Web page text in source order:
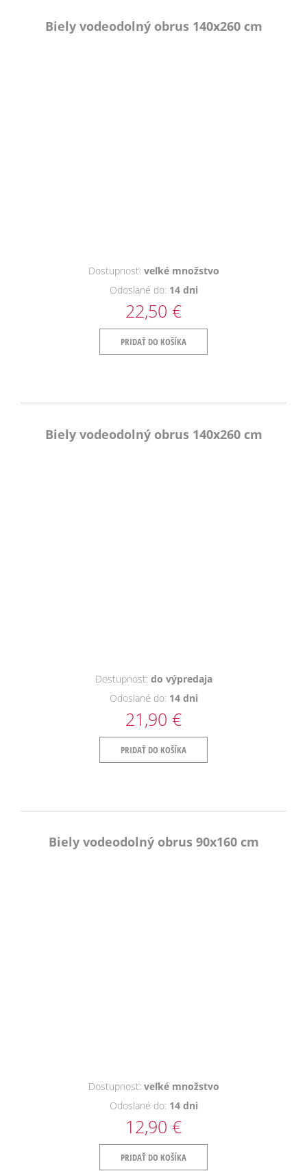
Biely vodeodolný obrus 140x260 cm
Dostupnosť: veľké množstvo
Odoslané do: 14 dni
22,50 €
PRIDAŤ DO KOŠÍKA
Biely vodeodolný obrus 140x260 cm
Dostupnosť: do výpredaja
Odoslané do: 14 dni
21,90 €
PRIDAŤ DO KOŠÍKA
Biely vodeodolný obrus 90x160 cm
Dostupnosť: veľké množstvo
Odoslané do: 14 dni
12,90 €
PRIDAŤ DO KOŠÍKA